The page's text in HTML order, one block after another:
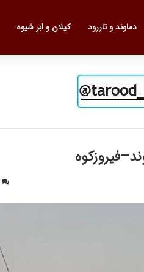
دماوند و تاررود کیلان و ابر شیوه